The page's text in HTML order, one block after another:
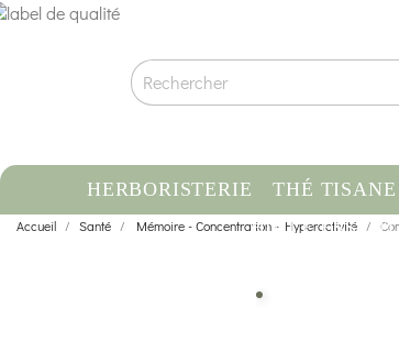
HERBORISTERIE THÉ
HUILE
Accueil Santé Mémoire - Concentration - Hyperactivité